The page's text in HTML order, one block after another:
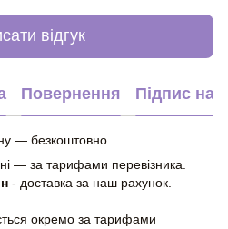
відгук
Повернення Підпис на
— безкоштовно.
— за тарифами перевізника.
- доставка за наш рахунок.
окремо за тарифами